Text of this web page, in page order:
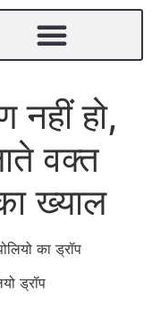
नहीं हो,
वक्त
ख्याल
का ड्रॉप
ड्रॉप